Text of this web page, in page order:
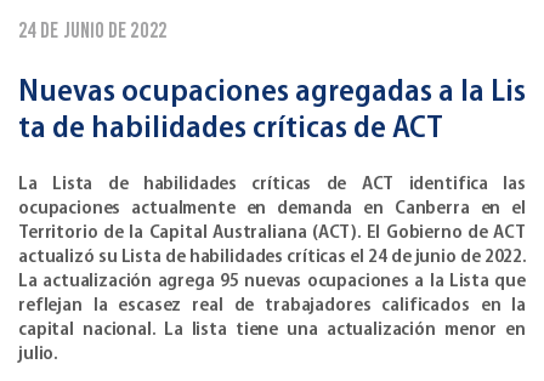
24 de junio de 2022
Nuevas ocupaciones agregadas a la Lis
ta de habilidades críticas de ACT
La Lista de habilidades críticas de ACT identifica las
ocupaciones actualmente en demanda en Canberra en el
Territorio de la Capital Australiana (ACT). El Gobierno de ACT
actualizó su Lista de habilidades críticas el 24 de junio de 2022.
La actualización agrega 95 nuevas ocupaciones a la Lista que
reflejan la escasez real de trabajadores calificados en la
capital nacional. La lista tiene una actualización menor en
julio.